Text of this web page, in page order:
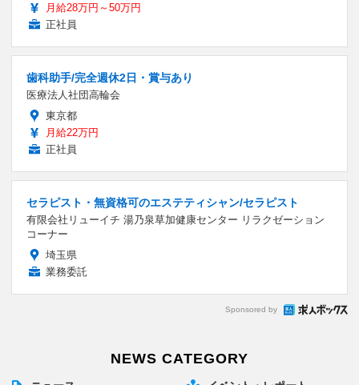
月給28万円～50万円
正社員
歯科助手/完全週休2日・賞与あり
医療法人社団高輪会
東京都
月給22万円
正社員
セラピスト・無資格可のエステティシャン/セラピスト
有限会社リューイチ 湯乃泉草加健康センター リラクゼーション
コーナー
埼玉県
業務委託
Sponsored by
NEWS CATEGORY